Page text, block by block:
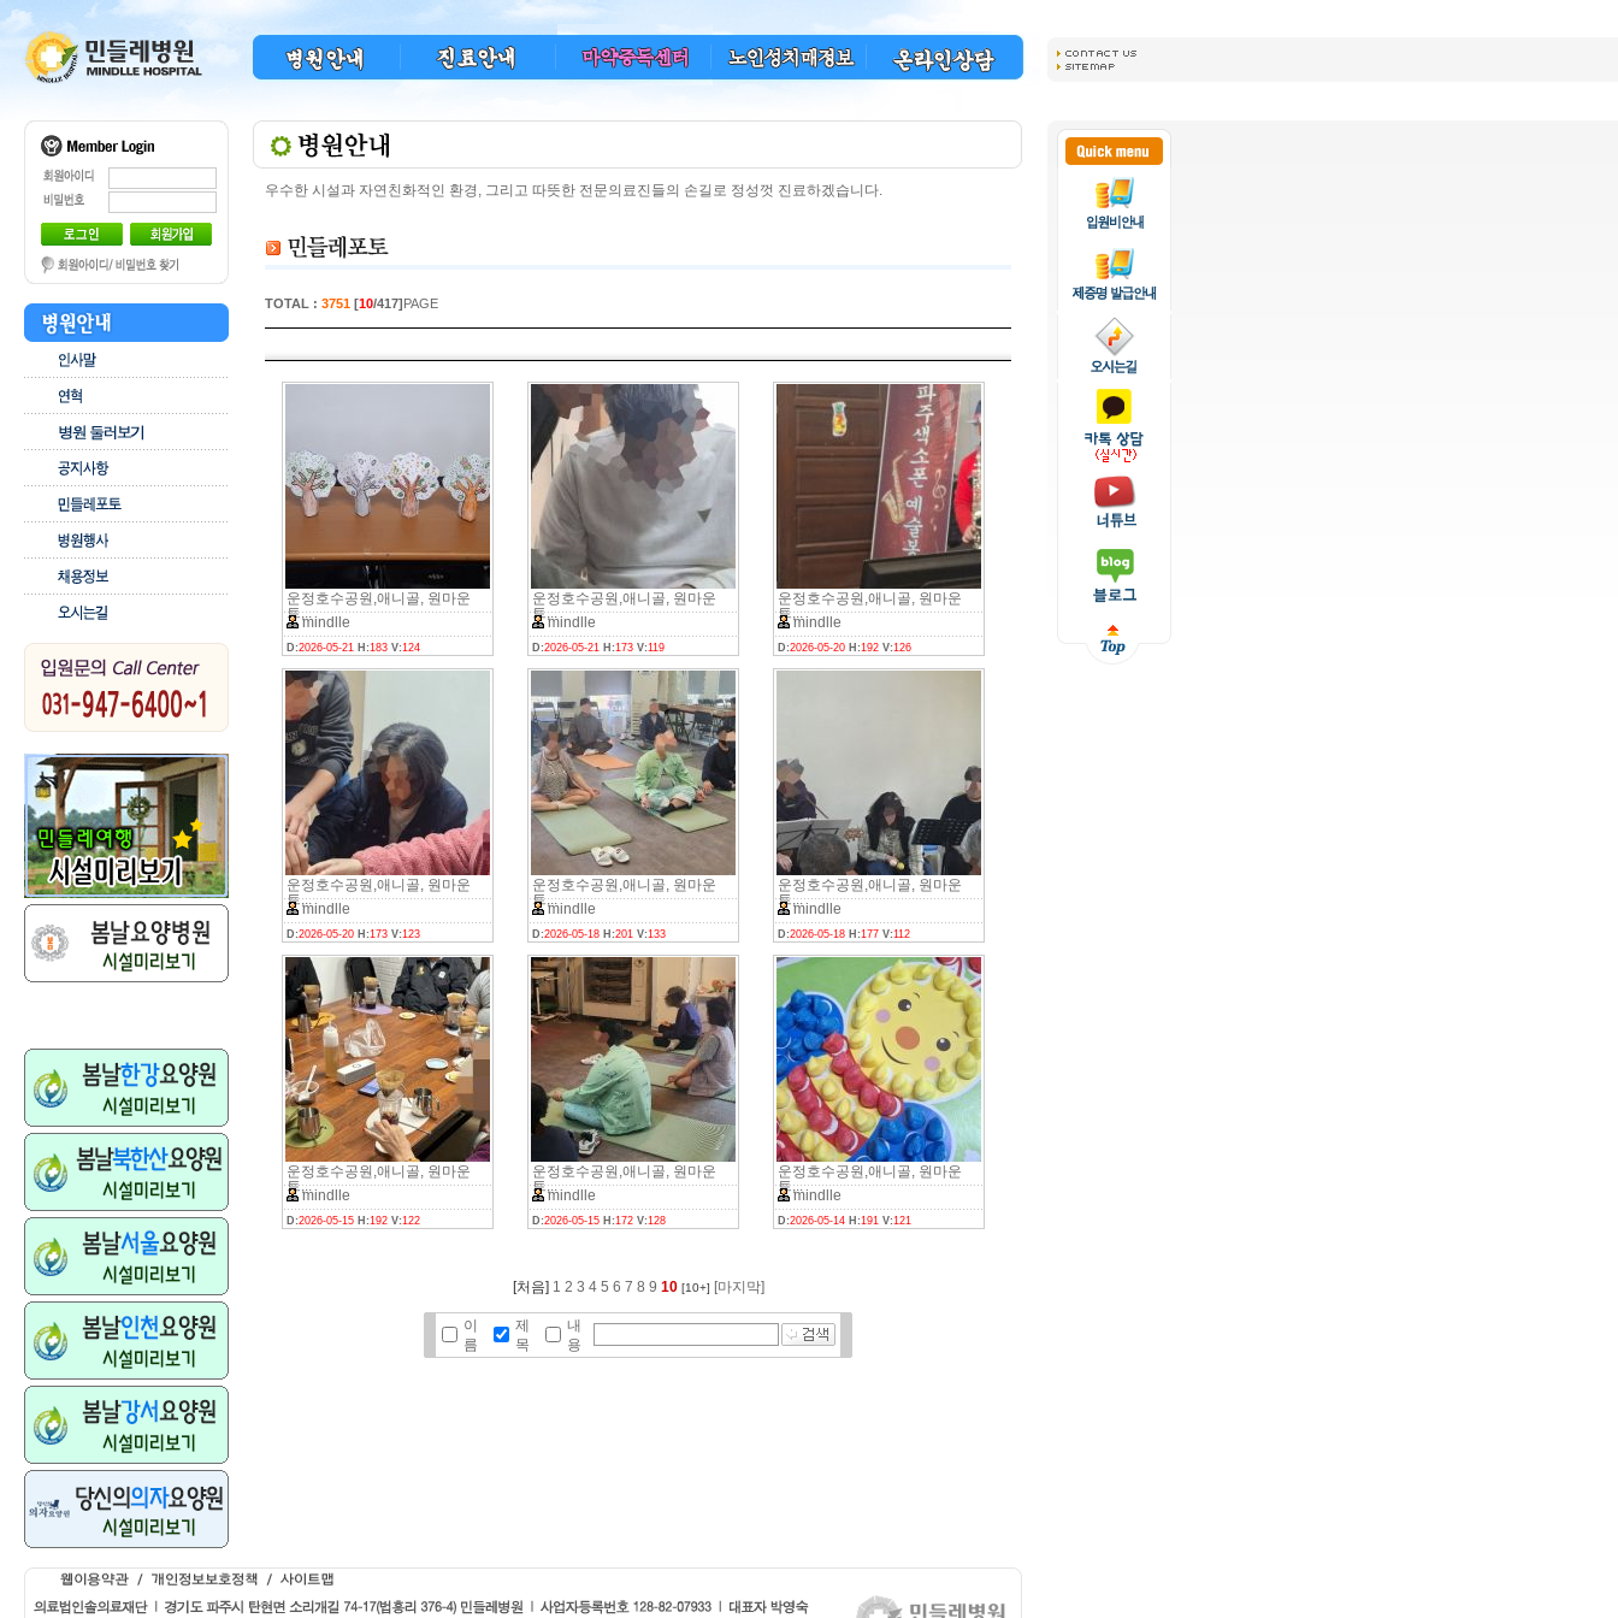
우수한 시설과 자연친화적인 환경, 그리고 따뜻한 전문의료진들의 손길로 정성껏 진료하겠습니다.
TOTAL : 3751 [10/417]PAGE
운정호수공원,애니골, 원마운
트,..
mindlle
D:2026-05-21 H:183 V:124
운정호수공원,애니골, 원마운
트,..
mindlle
D:2026-05-21 H:173 V:119
운정호수공원,애니골, 원마운
트,..
mindlle
D:2026-05-20 H:192 V:126
운정호수공원,애니골, 원마운
트,..
mindlle
D:2026-05-20 H:173 V:123
운정호수공원,애니골, 원마운
트,..
mindlle
D:2026-05-18 H:201 V:133
운정호수공원,애니골, 원마운
트,..
mindlle
D:2026-05-18 H:177 V:112
운정호수공원,애니골, 원마운
트,..
mindlle
D:2026-05-15 H:192 V:122
운정호수공원,애니골, 원마운
트,..
mindlle
D:2026-05-15 H:172 V:128
운정호수공원,애니골, 원마운
트,..
mindlle
D:2026-05-14 H:191 V:121
[처음] 1 2 3 4 5 6 7 8 9 10 [10+] [마지막]
이
름
제
목
내
용